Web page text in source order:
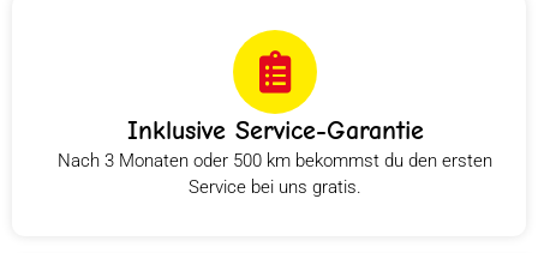
Inklusive Service-Garantie
Nach 3 Monaten oder 500 km bekommst du den ersten
Service bei uns gratis.